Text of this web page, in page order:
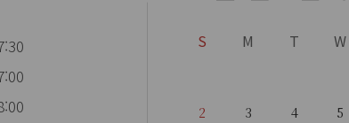
S M T W
2 3 4 5